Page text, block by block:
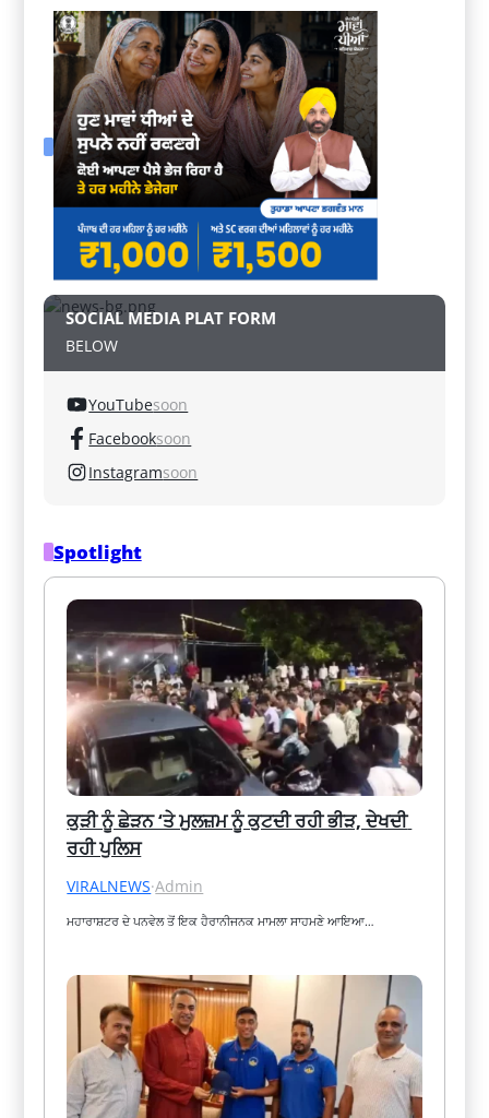
SOCIAL MEDIA PLAT FORM
BELOW
YouTubesoon
Facebooksoon
Instagramsoon
Spotlight
ਕੁੜੀ ਨੂੰ ਛੇੜਨ ‘ਤੇ ਮੁਲਜ਼ਮ ਨੂੰ ਕੁਟਦੀ ਰਹੀ ਭੀੜ, ਦੇਖਦੀ
ਰਹੀ ਪੁਲਿਸ
VIRALNEWS·Admin
ਮਹਾਰਾਸ਼ਟਰ ਦੇ ਪਨਵੇਲ ਤੋਂ ਇਕ ਹੈਰਾਨੀਜਨਕ ਮਾਮਲਾ ਸਾਹਮਣੇ ਆਇਆ…